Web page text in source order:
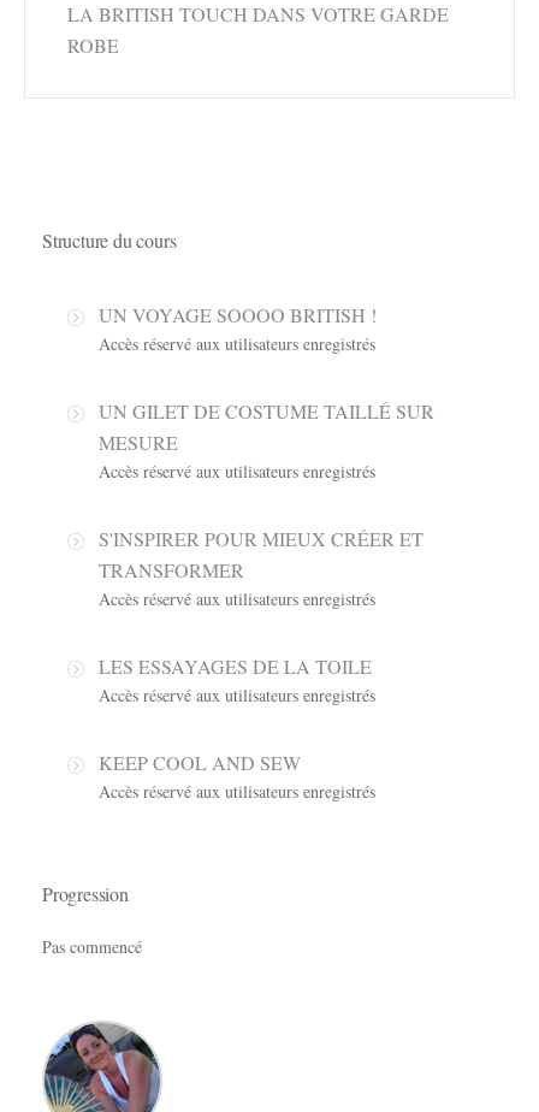
LA BRITISH TOUCH DANS VOTRE GARDE
ROBE
Structure du cours
UN VOYAGE SOOOO BRITISH !
Accès réservé aux utilisateurs enregistrés
UN GILET DE COSTUME TAILLÉ SUR
MESURE
Accès réservé aux utilisateurs enregistrés
S'INSPIRER POUR MIEUX CRÉER ET
TRANSFORMER
Accès réservé aux utilisateurs enregistrés
LES ESSAYAGES DE LA TOILE
Accès réservé aux utilisateurs enregistrés
KEEP COOL AND SEW
Accès réservé aux utilisateurs enregistrés
Progression
Pas commencé